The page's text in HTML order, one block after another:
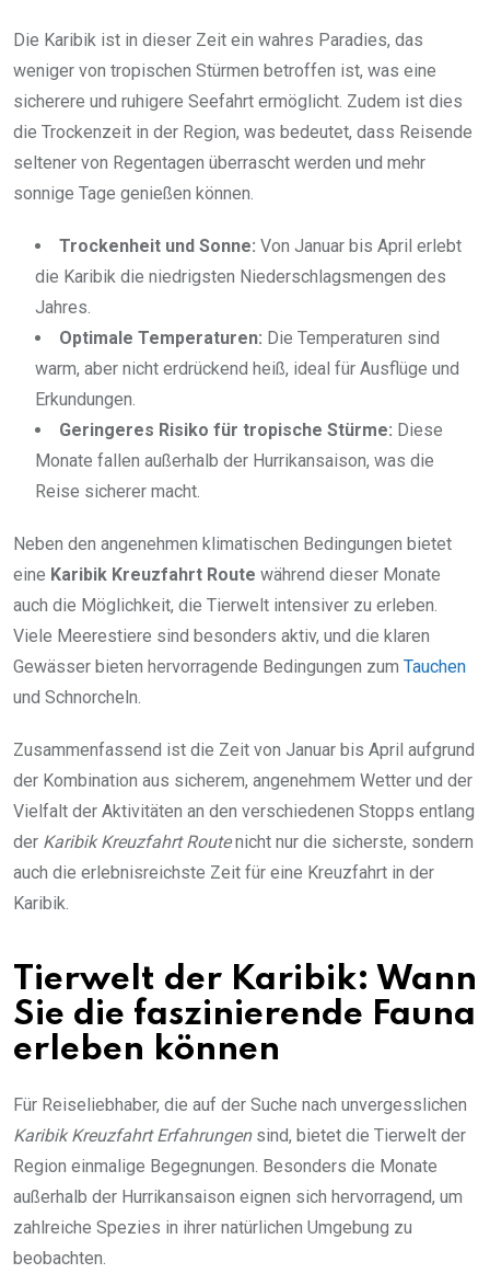
Die Karibik ist in dieser Zeit ein wahres Paradies, das
weniger von tropischen Stürmen betroffen ist, was eine
sicherere und ruhigere Seefahrt ermöglicht. Zudem ist dies
die Trockenzeit in der Region, was bedeutet, dass Reisende
seltener von Regentagen überrascht werden und mehr
sonnige Tage genießen können.
Trockenheit und Sonne: Von Januar bis April erlebt
die Karibik die niedrigsten Niederschlagsmengen des
Jahres.
Optimale Temperaturen: Die Temperaturen sind
warm, aber nicht erdrückend heiß, ideal für Ausflüge und
Erkundungen.
Geringeres Risiko für tropische Stürme: Diese
Monate fallen außerhalb der Hurrikansaison, was die
Reise sicherer macht.
Neben den angenehmen klimatischen Bedingungen bietet
eine Karibik Kreuzfahrt Route während dieser Monate
auch die Möglichkeit, die Tierwelt intensiver zu erleben.
Viele Meerestiere sind besonders aktiv, und die klaren
Gewässer bieten hervorragende Bedingungen zum Tauchen
und Schnorcheln.
Zusammenfassend ist die Zeit von Januar bis April aufgrund
der Kombination aus sicherem, angenehmem Wetter und der
Vielfalt der Aktivitäten an den verschiedenen Stopps entlang
der Karibik Kreuzfahrt Routenicht nur die sicherste, sondern
auch die erlebnisreichste Zeit für eine Kreuzfahrt in der
Karibik.
Tierwelt der Karibik: Wann
Sie die faszinierende Fauna
erleben können
Für Reiseliebhaber, die auf der Suche nach unvergesslichen
Karibik Kreuzfahrt Erfahrungensind, bietet die Tierwelt der
Region einmalige Begegnungen. Besonders die Monate
außerhalb der Hurrikansaison eignen sich hervorragend, um
zahlreiche Spezies in ihrer natürlichen Umgebung zu
beobachten.